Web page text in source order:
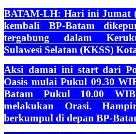
BATAM-LH: Hari ini Jumat (
kembali BP-Batam
tergabung dalam
Sulawesi Selatan (KKSS)
Aksi damai ini start dari
Oasis mulai Pukul 09.30
Batam Pukul 10.00
melakukan Orasi.
berkumpul di depan BP-